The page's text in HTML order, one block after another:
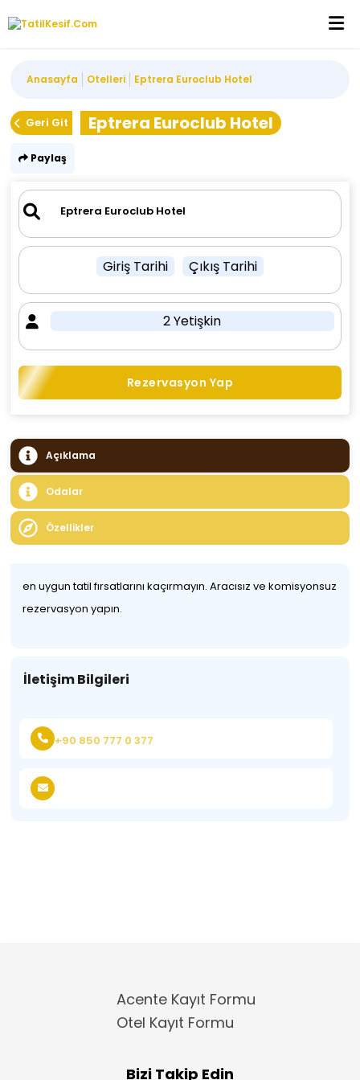
Anasayfa Otelleri Eptrera Euroclub Hotel
Geri Git Eptrera Euroclub Hotel
Paylaş
Giriş Tarihi Çıkış Tarihi
2 Yetişkin
Rezervasyon Yap
Açıklama
Odalar
Özellikler
en uygun tatil fırsatlarını kaçırmayın. Aracısız ve komisyonsuz
rezervasyon yapın.
İletişim Bilgileri
+90 850 777 0 377
Acente Kayıt Formu
Otel Kayıt Formu
Bizi Takip Edin